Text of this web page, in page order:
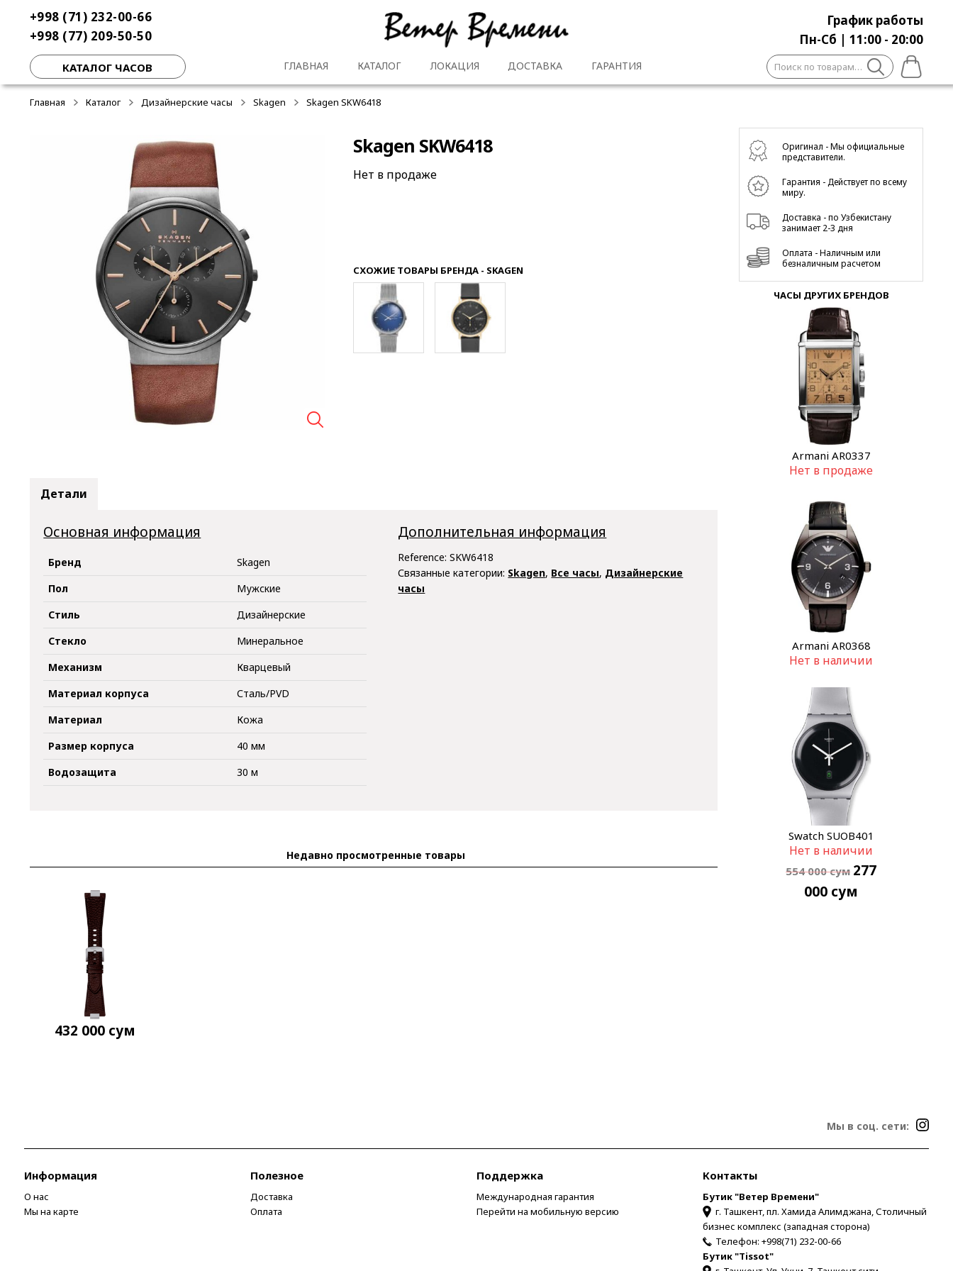
навигации
содержимому
+998 (71) 232-00-66
+998 (77) 209-50-50
График работы
Пн-Сб | 11:00 - 20:00
КАТАЛОГ ЧАСОВ ГЛАВНАЯ КАТАЛОГ ЛОКАЦИЯ ДОСТАВКА ГАРАНТИЯ Искать:
Главная Каталог Дизайнерские часы Skagen Skagen SKW6418
Skagen SKW6418
Нет в продаже
СХОЖИЕ ТОВАРЫ БРЕНДА - SKAGEN
Детали
Основная информация
Бренд
Skagen
Пол
Мужские
Стиль
Дизайнерские
Стекло
Минеральное
Механизм
Кварцевый
Материал корпуса
Сталь/PVD
Материал
Кожа
Размер корпуса
40 мм
Водозащита
30 м
Дополнительная информация
Reference:SKW6418
Связанные категории: Skagen, Все часы, Дизайнерские
часы
Недавно просмотренные товары
432 000 сум
Оригинал - Мы официальные
представители.
Гарантия - Действует по всему
миру.
Доставка - по Узбекистану
занимает 2-3 дня
Оплата - Наличным или
безналичным расчетом
ЧАСЫ ДРУГИХ БРЕНДОВ
Armani AR0337
Нет в продаже
Armani AR0368
Нет в наличии
Swatch SUOB401
-50%
Нет в наличии
554 000сум 277
000 сум
Мы в соц. сети:
Информация
О нас
Мы на карте
Полезное
Доставка
Оплата
Поддержка
Международная гарантия
Перейти на мобильную версию
Контакты
Бутик "Ветер Времени"
г. Ташкент, пл. Хамида Алимджана, Столичный
бизнес комплекс (западная сторона)
Телефон: +998(71) 232-00-66
Бутик "Tissot"